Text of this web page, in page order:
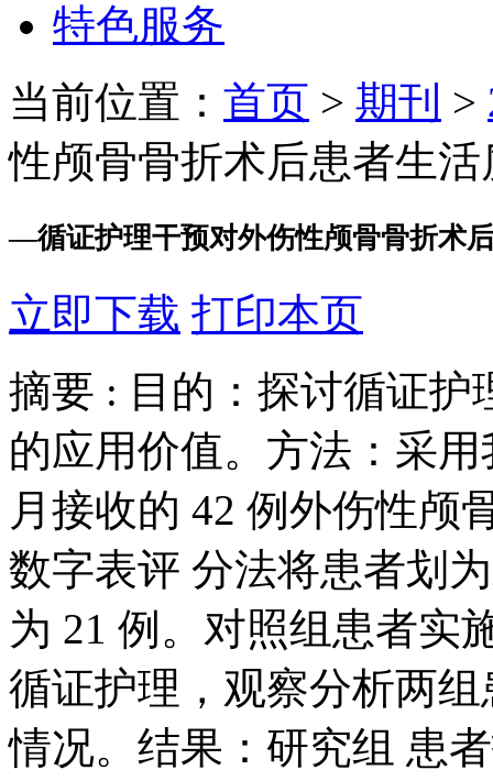
特色服务
当前位置： 首页 > 期刊 >
性颅骨骨折术后患者生
—循证护理干预对外伤性颅骨骨折术
立即下载 打印本页
摘要 : 目的：探讨循证
的应用价值。方法：采用
月接收的 42 例外伤性颅
数字表评 分法将患者划
为 21 例。对照组患者实
循证护理，观察分析两
情况。结果：研究组 患